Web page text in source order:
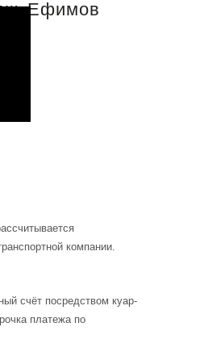
Ефимов
компании.
счёт посредством куар-
платежа по